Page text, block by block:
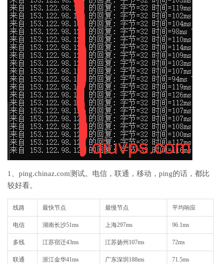
1、ping.chinaz.com测试。电信，联通，移动，ping的话，都比
较好看。
线路 最快节点 最慢节点 平均响应
电信 湖南长沙51ms 上海297ms 96.1ms
多线 江苏宿迁43ms 江苏扬州107ms 72ms
联通 浙江金华41ms 广东深圳188ms 71.5ms